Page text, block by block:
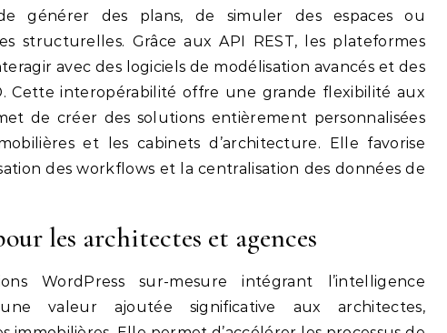
générer des plans, de simuler des espaces ou
structurelles. Grâce aux API REST, les plateformes
avec des logiciels de modélisation avancés et des
Cette interopérabilité offre une grande flexibilité aux
de créer des solutions entièrement personnalisées
et les cabinets d’architecture. Elle favorise
des workflows et la centralisation des données de
les architectes et agences
WordPress sur-mesure intégrant l’intelligence
valeur ajoutée significative aux architectes,